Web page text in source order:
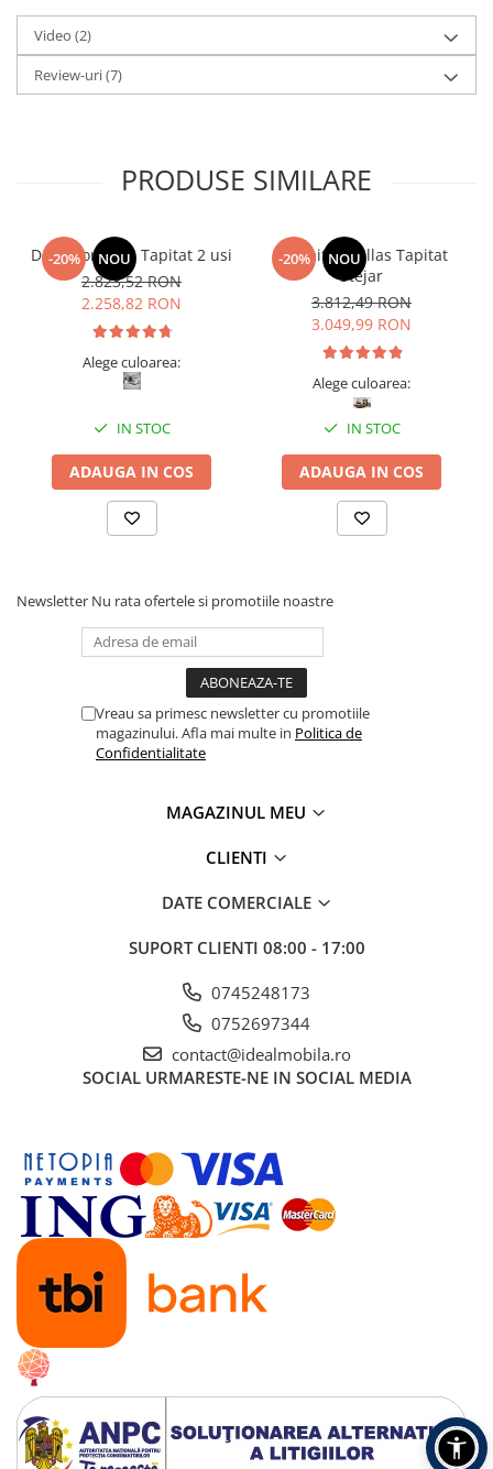
Video (2)
Review-uri(7)
PRODUSE SIMILARE
-20% NOU
Dormitor Vista Tapitat 2 usi
2.823,52 RON
2.258,82 RON
Alege culoarea:
IN STOC
ADAUGA IN COS
-20% NOU
Dormitor Dallas Tapitat
Stejar
3.812,49 RON
3.049,99 RON
Alege culoarea:
IN STOC
ADAUGA IN COS
Newsletter Nu rata ofertele si promotiile noastre
Vreau sa primesc newsletter cu promotiile
magazinului. Afla mai multe in Politica de
Confidentialitate
MAGAZINUL MEU
CLIENTI
DATE COMERCIALE
SUPORT CLIENTI 08:00 - 17:00
0745248173
0752697344
contact@idealmobila.ro
SOCIAL URMARESTE-NE IN SOCIAL MEDIA